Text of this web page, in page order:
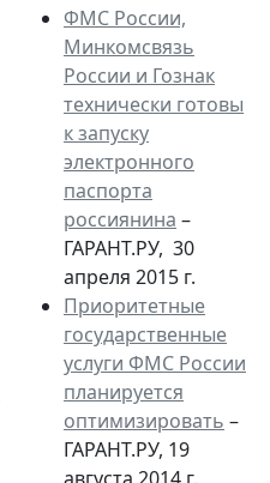
ФМС России,
Минкомсвязь
России и Гознак
технически готовы
к запуску
электронного
паспорта
россиянина –
ГАРАНТ.РУ, 30
апреля 2015 г.
Приоритетные
государственные
услуги ФМС России
планируется
оптимизировать –
ГАРАНТ.РУ, 19